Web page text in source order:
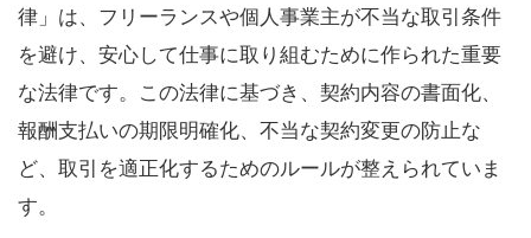
律」は、フリーランスや個人事業主が不当な取引条件
を避け、安心して仕事に取り組むために作られた重要
な法律です。この法律に基づき、契約内容の書面化、
報酬支払いの期限明確化、不当な契約変更の防止な
ど、取引を適正化するためのルールが整えられていま
す。